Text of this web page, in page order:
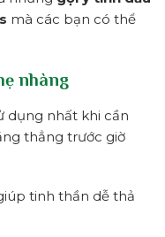
mà các bạn có thể
nhàng
dụng nhất khi cần
thẳng trước giờ
tinh thần dễ thả